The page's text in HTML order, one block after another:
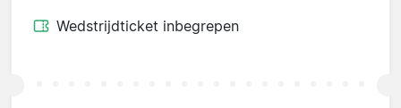
Wedstrijdticket inbegrepen